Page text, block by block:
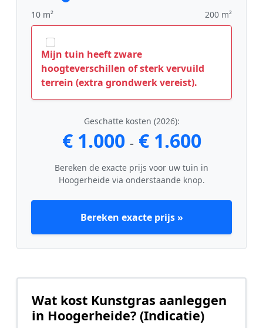
10 m² 200 m²
Mijn tuin heeft zware
hoogteverschillen of sterk vervuild
terrein (extra grondwerk vereist).
Geschatte kosten (2026):
€ 1.000 - € 1.600
Bereken de exacte prijs voor uw tuin in
Hoogerheide via onderstaande knop.
Bereken exacte prijs »
Wat kost Kunstgras aanleggen
in Hoogerheide? (Indicatie)